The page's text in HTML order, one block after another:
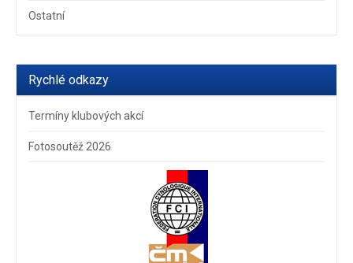
Ostatní
Rychlé odkazy
Termíny klubových akcí
Fotosoutěž 2026